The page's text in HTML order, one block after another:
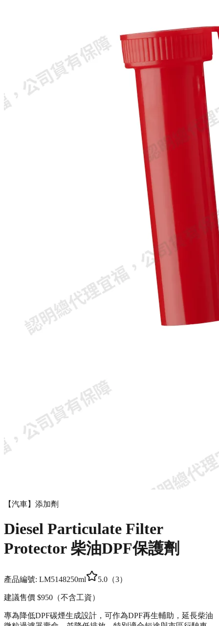
【汽車】添加劑
Diesel Partic­u­late Filter
Protector 柴油DPF保護劑
產品編號: LM5148250ml 5.0 （3）
建議售價 $950 （不含工資）
專為降低DPF碳煙生成設計，可作為DPF再生輔助，延長柴油